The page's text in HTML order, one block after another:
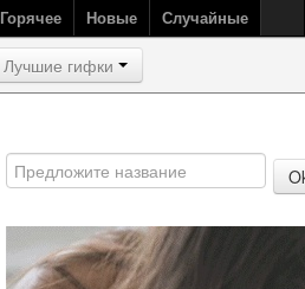
Горячее Новые Случайные
Лучшие гифки